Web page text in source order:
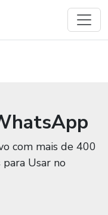
com mais de 400
Usar no